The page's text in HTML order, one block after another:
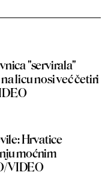
"servirala"
licu nosi već četiri
Hrvatice
moćnim
VIDEO